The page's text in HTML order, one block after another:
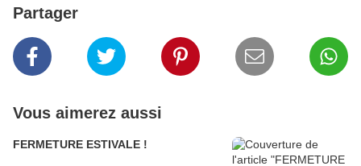
Partager
Vous aimerez aussi
FERMETURE ESTIVALE !